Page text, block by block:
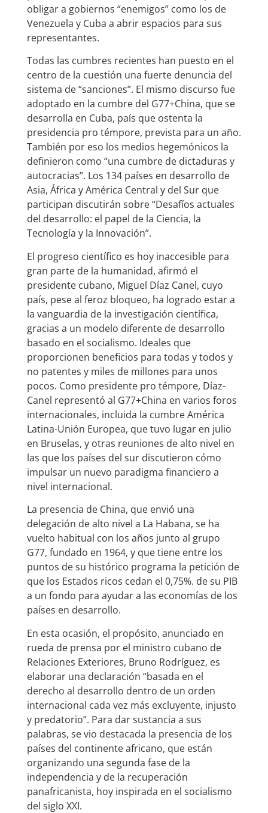
obligar a gobiernos “enemigos” como los de
Venezuela y Cuba a abrir espacios para sus
representantes.
Todas las cumbres recientes han puesto en el
centro de la cuestión una fuerte denuncia del
sistema de “sanciones”. El mismo discurso fue
adoptado en la cumbre del G77+China, que se
desarrolla en Cuba, país que ostenta la
presidencia pro témpore, prevista para un año.
También por eso los medios hegemónicos la
definieron como “una cumbre de dictaduras y
autocracias”. Los 134 países en desarrollo de
Asia, África y América Central y del Sur que
participan discutirán sobre “Desafíos actuales
del desarrollo: el papel de la Ciencia, la
Tecnología y la Innovación”.
El progreso científico es hoy inaccesible para
gran parte de la humanidad, afirmó el
presidente cubano, Miguel Díaz Canel, cuyo
país, pese al feroz bloqueo, ha logrado estar a
la vanguardia de la investigación científica,
gracias a un modelo diferente de desarrollo
basado en el socialismo. Ideales que
proporcionen beneficios para todas y todos y
no patentes y miles de millones para unos
pocos. Como presidente pro témpore, Díaz-
Canel representó al G77+China en varios foros
internacionales, incluida la cumbre América
Latina-Unión Europea, que tuvo lugar en julio
en Bruselas, y otras reuniones de alto nivel en
las que los países del sur discutieron cómo
impulsar un nuevo paradigma financiero a
nivel internacional.
La presencia de China, que envió una
delegación de alto nivel a La Habana, se ha
vuelto habitual con los años junto al grupo
G77, fundado en 1964, y que tiene entre los
puntos de su histórico programa la petición de
que los Estados ricos cedan el 0,75%. de su PIB
a un fondo para ayudar a las economías de los
países en desarrollo.
En esta ocasión, el propósito, anunciado en
rueda de prensa por el ministro cubano de
Relaciones Exteriores, Bruno Rodríguez, es
elaborar una declaración “basada en el
derecho al desarrollo dentro de un orden
internacional cada vez más excluyente, injusto
y predatorio”. Para dar sustancia a sus
palabras, se vio destacada la presencia de los
países del continente africano, que están
organizando una segunda fase de la
independencia y de la recuperación
panafricanista, hoy inspirada en el socialismo
del siglo XXI.